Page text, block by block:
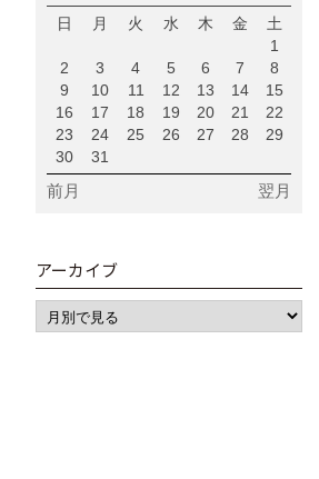
日 月 火 水 木 金
土
1
2
3 4 5 6 7
8
9
10 11 12 13 14
15
16
17 18 19 20 21
22
23
24 25 26 27 28
29
30
31
前月 翌月
アーカイブ